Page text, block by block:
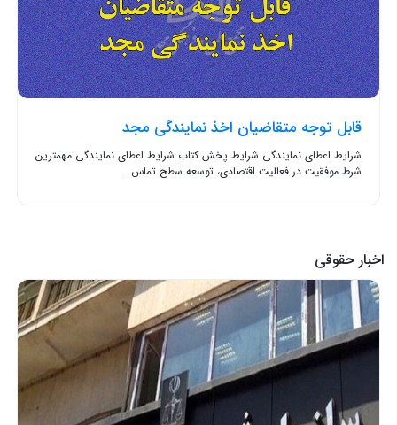
قابل توجه متقاضیان اخذ نمایندگی مجد
شرایط اعطای نمایندگی شرایط پخش کتاب شرایط اعطای نمایندگی مهمترین
شرط موفقیت در فعالیت اقتصادی، توسعه سطح تماس...
اخبار حقوقی